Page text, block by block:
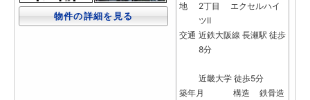
物件の詳細を見る
地
2丁目 エクセルハイ
ツⅡ
交通 近鉄大阪線 長瀬駅 徒歩
8分
近畿大学 徒歩5分
築年月
構造
鉄骨造